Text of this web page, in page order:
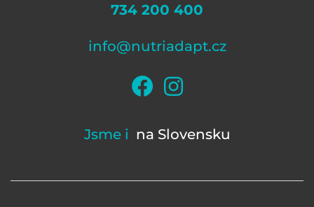
734 200 400
info@nutriadapt.cz
Jsme i na Slovensku